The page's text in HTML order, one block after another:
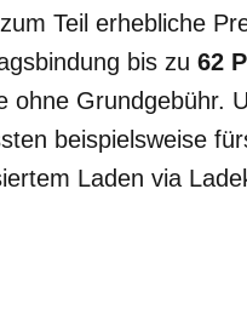
Teil erhebliche
bis zu 62
ohne Grundgebühr.
beispielsweise
Laden via